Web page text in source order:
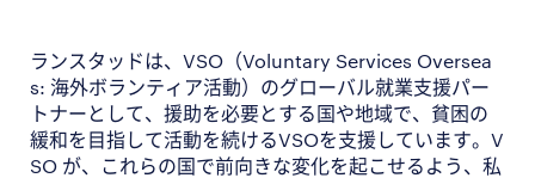
ランスタッドは、VSO（Voluntary Services Oversea
s: 海外ボランティア活動）のグローバル就業支援パー
トナーとして、援助を必要とする国や地域で、貧困の
緩和を目指して活動を続けるVSOを支援しています。V
SO が、これらの国で前向きな変化を起こせるよう、私